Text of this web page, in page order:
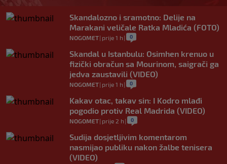
Skandalozno i sramotno: Delije na
Marakani veličale Ratka Mladića (FOTO)
NOGOMET| prije 1 h | 0
Skandal u Istanbulu: Osimhen krenuo u
fizički obračun sa Mourinom, saigrači ga
jedva zaustavili (VIDEO)
NOGOMET| prije 1 h | 0
Kakav otac, takav sin: I Kodro mlađi
pogodio protiv Real Madrida (VIDEO)
NOGOMET| prije 2 h | 0
Sudija dosjetljivim komentarom
nasmijao publiku nakon žalbe tenisera
(VIDEO)